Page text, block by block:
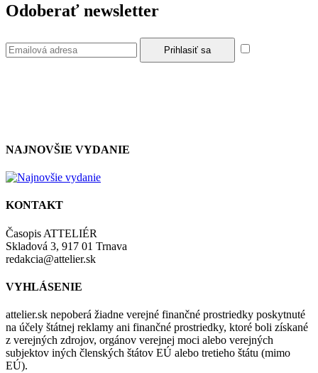
Odoberať newsletter
NAJNOVŠIE VYDANIE
KONTAKT
Časopis ATTELIÉR
Skladová 3, 917 01 Trnava
redakcia@attelier.sk
VYHLÁSENIE
attelier.sk nepoberá žiadne verejné finančné prostriedky poskytnuté
na účely štátnej reklamy ani finančné prostriedky, ktoré boli získané
z verejných zdrojov, orgánov verejnej moci alebo verejných
subjektov iných členských štátov EÚ alebo tretieho štátu (mimo
EÚ).